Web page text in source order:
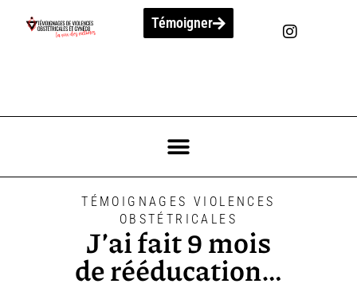
Témoigner
TÉMOIGNAGES VIOLENCES
OBSTÉTRICALES
J’ai fait 9 mois
de rééducation…